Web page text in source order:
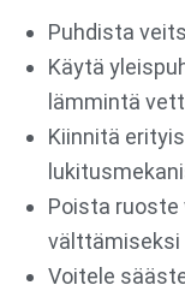
Puhdista
Käytä
lämmintä
Kiinnitä
Poista ruoste
välttämiseksi
Voitele